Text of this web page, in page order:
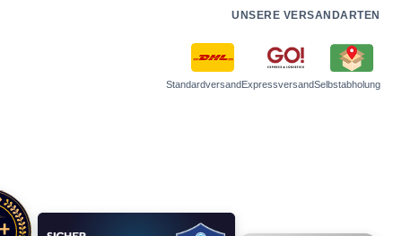
UNSERE VERSANDARTEN
StandardversandExpressversandSelbstabholung